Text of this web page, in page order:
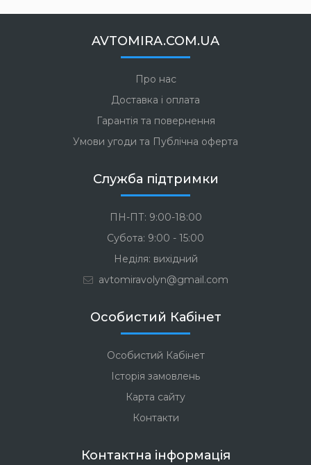
AVTOMIRA.COM.UA
Про нас
Доставка і оплата
Гарантія та повернення
Умови угоди та Публічна оферта
Служба підтримки
ПН-ПТ: 9:00-18:00
Субота: 9:00 - 15:00
Неділя: вихідний
avtomiravolyn@gmail.com
Особистий Кабінет
Особистий Кабінет
Історія замовлень
Карта сайту
Контакти
Контактна інформація